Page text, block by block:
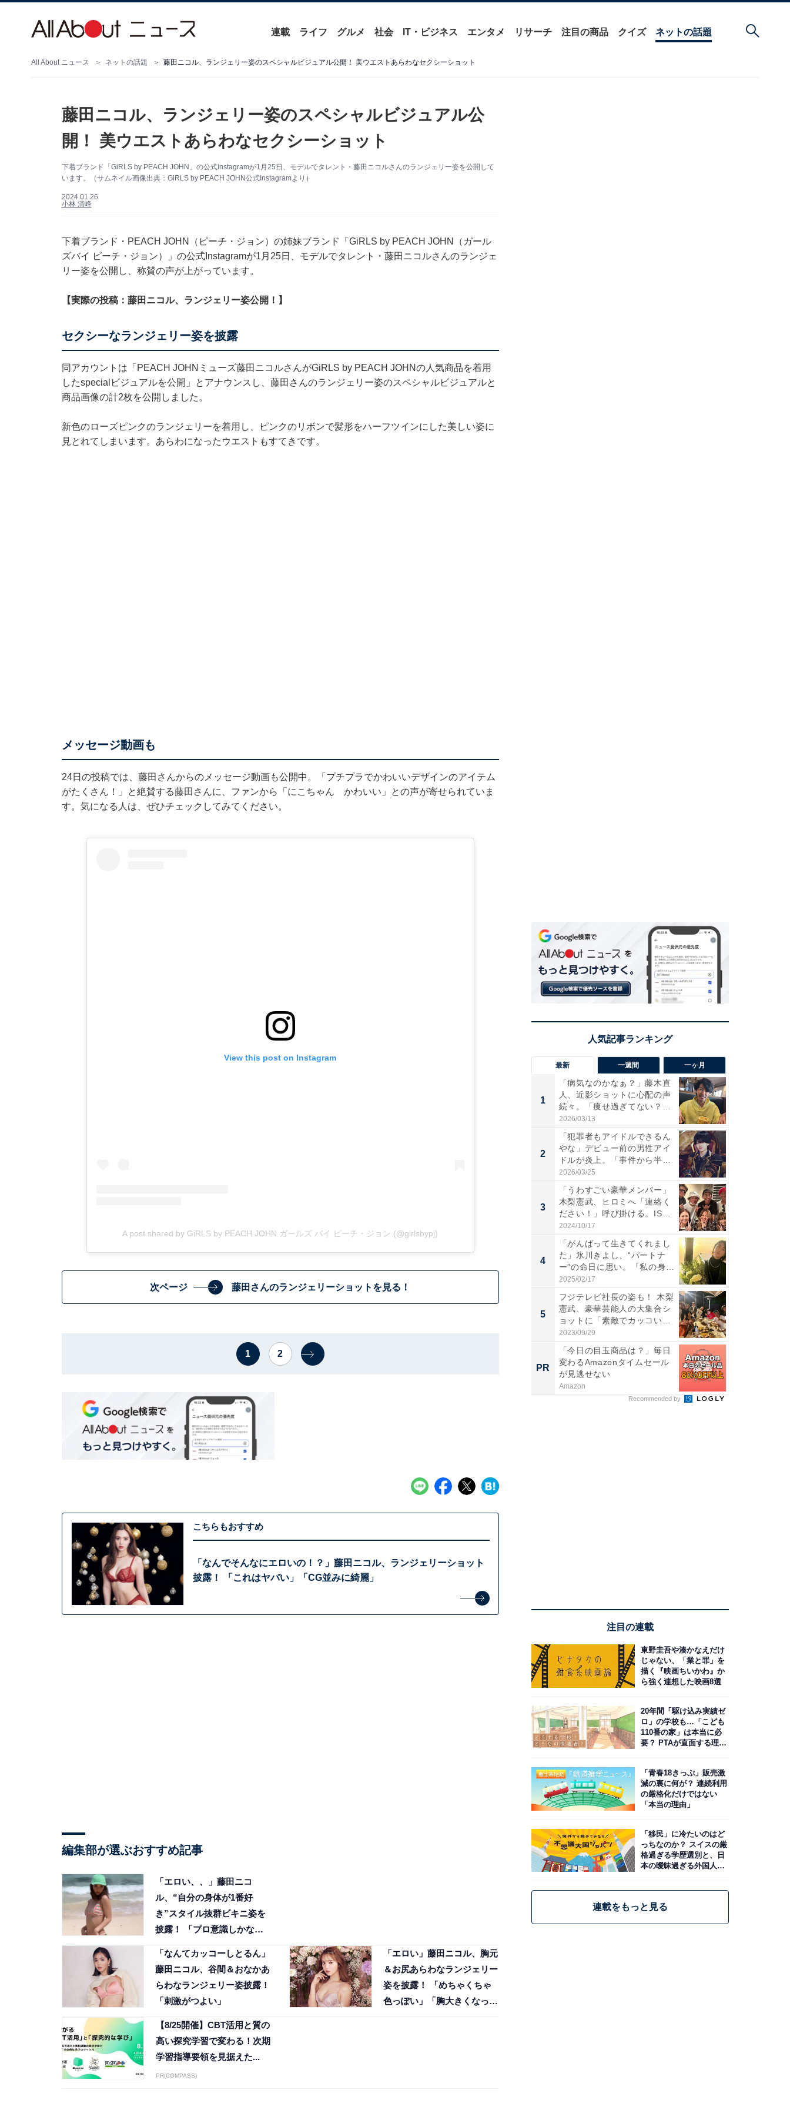
連載 ライフ グルメ 社会 IT・ビジネス エンタメ リサーチ 注目の商品 クイズ ネットの話題
All About ニュース ネットの話題 藤田ニコル、ランジェリー姿のスペシャルビジュアル公開！ 美ウエストあらわなセクシーショット
藤田ニコル、ランジェリー姿のスペシャルビジュアル公
開！ 美ウエストあらわなセクシーショット
下着ブランド「GiRLS by PEACH JOHN」の公式Instagramが1月25日、モデルでタレント・藤田ニコルさんのランジェリー姿を公開して
います。（サムネイル画像出典：GiRLS by PEACH JOHN公式Instagramより）
2024.01.26
小林 清峰
下着ブランド・PEACH JOHN（ピーチ・ジョン）の姉妹ブランド「GiRLS by PEACH JOHN（ガール
ズバイ ピーチ・ジョン）」の公式Instagramが1月25日、モデルでタレント・藤田ニコルさんのランジェ
リー姿を公開し、称賛の声が上がっています。
【実際の投稿：藤田ニコル、ランジェリー姿公開！】
セクシーなランジェリー姿を披露
同アカウントは「PEACH JOHNミューズ藤田ニコルさんがGiRLS by PEACH JOHNの人気商品を着用
したspecialビジュアルを公開」とアナウンスし、藤田さんのランジェリー姿のスペシャルビジュアルと
商品画像の計2枚を公開しました。
新色のローズピンクのランジェリーを着用し、ピンクのリボンで髪形をハーフツインにした美しい姿に
見とれてしまいます。あらわになったウエストもすてきです。
メッセージ動画も
24日の投稿では、藤田さんからのメッセージ動画も公開中。「プチプラでかわいいデザインのアイテム
がたくさん！」と絶賛する藤田さんに、ファンから「にこちゃん かわいい」との声が寄せられていま
す。気になる人は、ぜひチェックしてみてください。
View this post on Instagram
A post shared by GiRLS by PEACH JOHN ガールズ バイ ピーチ・ジョン (@girlsbypj)
次ページ 藤田さんのランジェリーショットを見る！
1 2
こちらもおすすめ
「なんでそんなにエロいの！？」藤田ニコル、ランジェリーショット
披露！ 「これはヤバい」「CG並みに綺麗」
編集部が選ぶおすすめ記事
「エロい、、」藤田ニコ
ル、“自分の身体が1番好
き”スタイル抜群ビキニ姿を
披露！ 「プロ意識しかな
「なんてカッコーしとるん」
藤田ニコル、谷間＆おなかあ
らわなランジェリー姿披露！
「刺激がつよい」
「エロい」藤田ニコル、胸元
＆お尻あらわなランジェリー
姿を披露！ 「めちゃくちゃ
色っぽい」「胸大きくなっ
【8/25開催】CBT活用と質の
高い探究学習で変わる！次期
学習指導要領を見据えた...
PR(COMPASS)
最新 一週間 一ヶ月
1
「病気なのかなぁ？」藤木直
人、近影ショットに心配の声
続々。「痩せ過ぎてない？」
「...
2026/03/13
2
「犯罪者もアイドルできるん
やな」デビュー前の男性アイ
ドルが炎上。「事件から半年
も...
2026/03/25
3
「うわすごい豪華メンバー」
木梨憲武、ヒロミへ「連絡く
ださい！」呼び掛ける。IS
S...
2024/10/17
4
「がんばって生きてくれまし
た」氷川きよし、“パートナ
ー”の命日に思い。「私の身
体...
2025/02/17
5
フジテレビ社長の姿も！ 木梨
憲武、豪華芸能人の大集合シ
ョットに「素敵でカッコい
い...
2023/09/29
PR
「今日の目玉商品は？」毎日
変わるAmazonタイムセール
が見逃せない
Amazon
Recommended by
注目の連載
東野圭吾や湊かなえだけ
じゃない、「業と罪」を
描く『映画ちいかわ』か
ら強く連想した映画8選
20年間「駆け込み実績ゼ
ロ」の学校も…「こども
110番の家」は本当に必
要？ PTAが直面する理想
「青春18きっぷ」販売激
減の裏に何が？ 連続利用
の厳格化だけではない
「本当の理由」
「移民」に冷たいのはど
っちなのか？ スイスの厳
格過ぎる学歴選別と、日
本の曖昧過ぎる外国人政
連載をもっと見る